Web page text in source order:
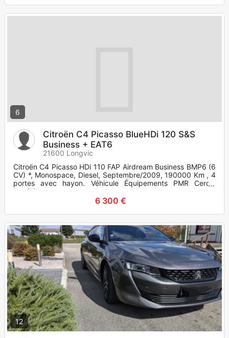
6
Citroën C4 Picasso BlueHDi 120 S&S
Business + EAT6
21600 Longvic
Citroën C4 Picasso HDi 110 FAP Airdream Business BMP6 (6
CV) *, Monospace, Diesel, Septembre/2009, 190000 Km , 4
portes avec hayon. Véhicule Équipements PMR Cercle
Accélérateur sou
6 300 €
12